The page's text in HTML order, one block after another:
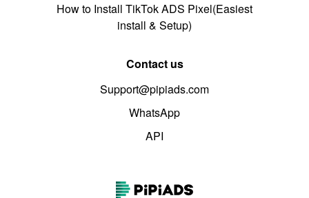
How to Install TikTok ADS Pixel(Easiest
install & Setup)
Contact us
Support@pipiads.com
WhatsApp
API